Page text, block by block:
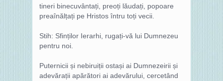
tineri binecuvântați, preoți lăudați, popoare
preaînălțați pe Hristos întru toți vecii.
Stih: Sfinților Ierarhi, rugați-vă lui Dumnezeu
pentru noi.
Puternicii și nebiruiții ostași ai Dumnezeirii și
adevărații apărători ai adevărului, cercetând